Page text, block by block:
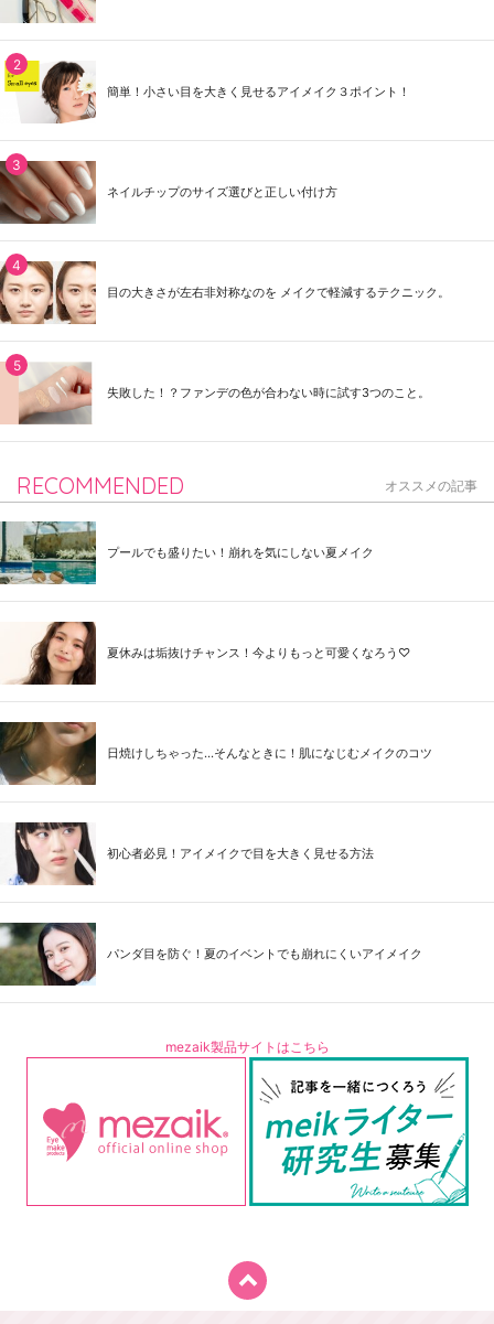
簡単！小さい目を大きく見せるアイメイク３ポイント！
ネイルチップのサイズ選びと正しい付け方
目の大きさが左右非対称なのを メイクで軽減するテクニック。
失敗した！？ファンデの色が合わない時に試す3つのこと。
RECOMMENDED オススメの記事
プールでも盛りたい！崩れを気にしない夏メイク
夏休みは垢抜けチャンス！今よりもっと可愛くなろう♡
日焼けしちゃった...そんなときに！肌になじむメイクのコツ
初心者必見！アイメイクで目を大きく見せる方法
パンダ目を防ぐ！夏のイベントでも崩れにくいアイメイク
mezaik製品サイトはこちら